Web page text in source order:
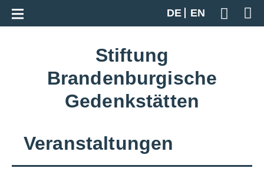
DE
EN
Geben
Zur Gesamtübersicht
Stiftung
Brandenburgische
Gedenkstätten
Veranstaltungen